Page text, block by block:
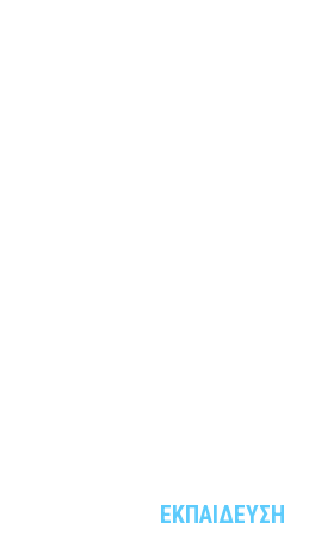
ΕΚΠΑΙΔΕΥΣΗ